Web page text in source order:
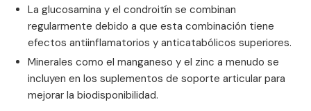
La glucosamina y el condroitín se combinan
regularmente debido a que esta combinación tiene
efectos antiinflamatorios y anticatabólicos superiores.
Minerales como el manganeso y el zinc a menudo se
incluyen en los suplementos de soporte articular para
mejorar la biodisponibilidad.